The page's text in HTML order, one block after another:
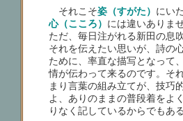
それこそ姿（すがた） にい
心（こころ） には違いありま
ただ、毎日注がれる新田の息
それを伝えたい思いが、詩の
ために、率直な描写となって
情が伝わって来るのです。そ
まり言葉の組み立てが、技巧
よ、ありのままの普段着をよ
りなく記しているからでもあ